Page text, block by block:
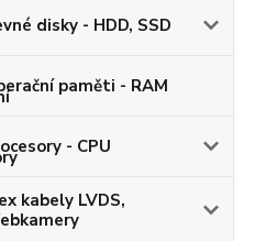
disky - HDD, SSD
paměti - RAM
- CPU
kabely LVDS,